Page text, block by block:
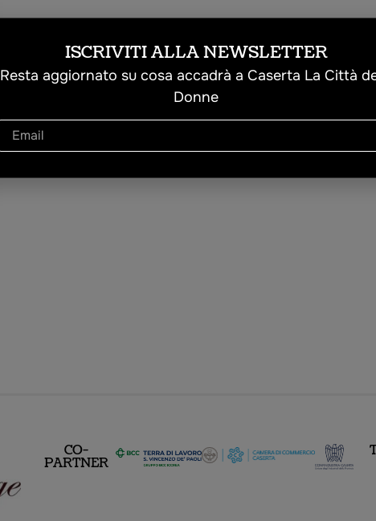
CO-
PARTNER
ISCRIVITI ALLA NEWSLETTER
Resta aggiornato su cosa accadrà a Caserta La Città
Donne